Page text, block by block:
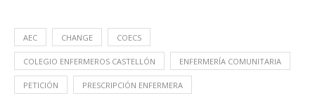
AEC CHANGE COECS
COLEGIO ENFERMEROS CASTELLÓN ENFERMERÍA COMUNITARIA
PETICIÓN PRESCRIPCIÓN ENFERMERA